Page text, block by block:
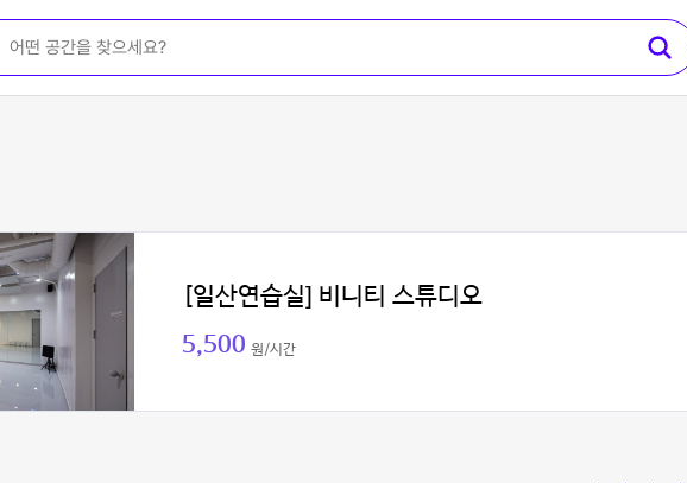
[일산연습실] 비니티 스튜디오
5,500 원/시간